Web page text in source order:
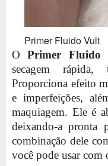
Primer Fluido Vult
OPrimer Fluido
secagem
Proporciona efeito
e imperfeições,
maquiagem. Ele é
deixando-a pronta
combinação dele
você pode usar com